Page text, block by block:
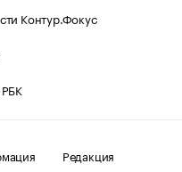
Контур.Фокус
Редакция